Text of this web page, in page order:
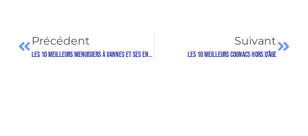
Précédent Suivant
Les 10 meilleurs Cognacs Hors d’Âge